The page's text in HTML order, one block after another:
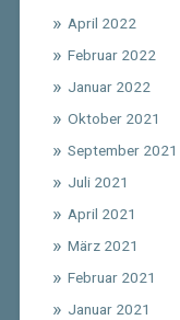
April 2022
Februar 2022
Januar 2022
Oktober 2021
September 2021
Juli 2021
April 2021
März 2021
Februar 2021
Januar 2021